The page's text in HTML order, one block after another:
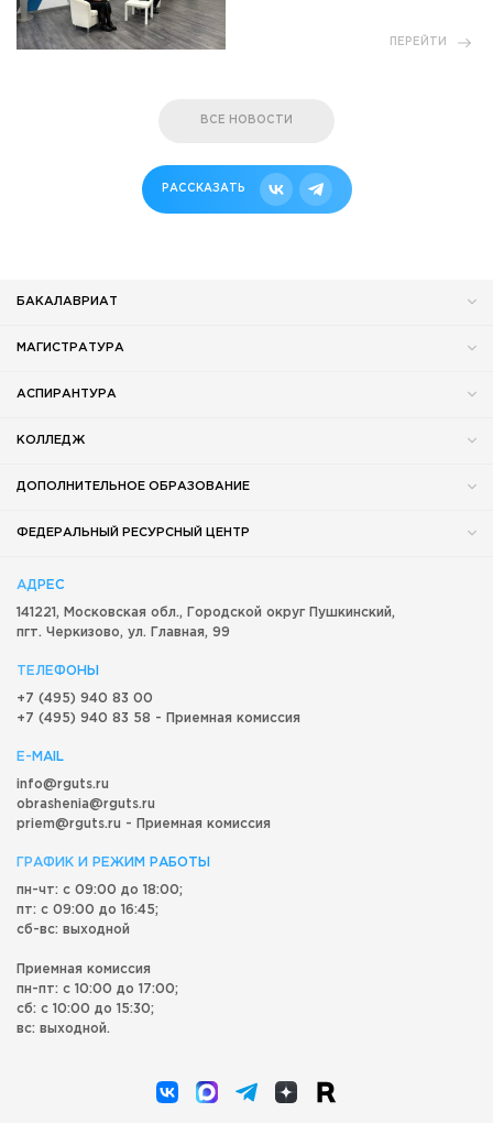
ПЕРЕЙТИ
ВСЕ НОВОСТИ
РАССКАЗАТЬ
БАКАЛАВРИАТ
МАГИСТРАТУРА
АСПИРАНТУРА
КОЛЛЕДЖ
ДОПОЛНИТЕЛЬНОЕ ОБРАЗОВАНИЕ
ФЕДЕРАЛЬНЫЙ РЕСУРСНЫЙ ЦЕНТР
АДРЕС
141221, Московская обл., Городской округ Пушкинский,
пгт. Черкизово, ул. Главная, 99
ТЕЛЕФОНЫ
+7 (495) 940 83 00
+7 (495) 940 83 58 - Приемная комиссия
E-MAIL
info@rguts.ru
obrashenia@rguts.ru
priem@rguts.ru - Приемная комиссия
ГРАФИК И РЕЖИМ РАБОТЫ
пн-чт: с 09:00 до 18:00;
пт: с 09:00 до 16:45;
сб-вс: выходной
Приемная комиссия
пн-пт: с 10:00 до 17:00;
сб: с 10:00 до 15:30;
вс: выходной.